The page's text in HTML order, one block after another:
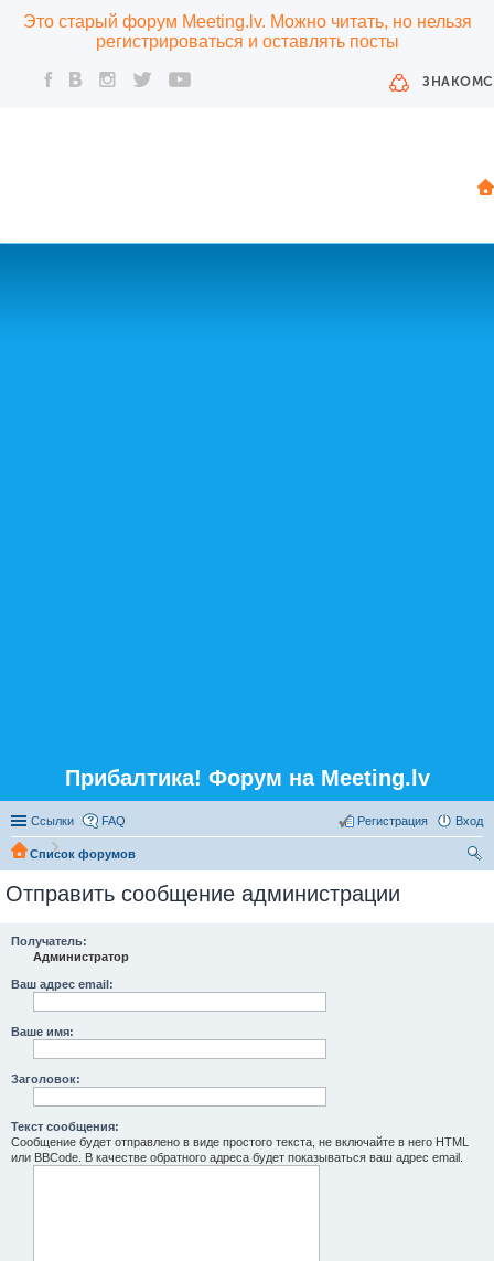
Это старый форум Meeting.lv. Можно читать, но нельзя
регистрироваться и оставлять посты
Прибалтика! Форум на Meeting.lv
Ссылки FAQ Вход
Регистрация
Список форумов
Отправить сообщение администрации
Получатель:
Администратор
Ваш адрес email:
Ваше имя:
Заголовок:
Текст сообщения:
Сообщение будет отправлено в виде простого текста, не включайте в него HTML
или BBCode. В качестве обратного адреса будет показываться ваш адрес email.